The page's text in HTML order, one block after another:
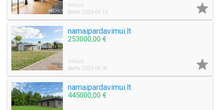
Vilnius
Įkelta: 2026 06 10

namaipardavimui.lt
253000,00 €
Vilnius
Įkelta: 2026 06 09

namaipardavimui.lt
445000,00 €